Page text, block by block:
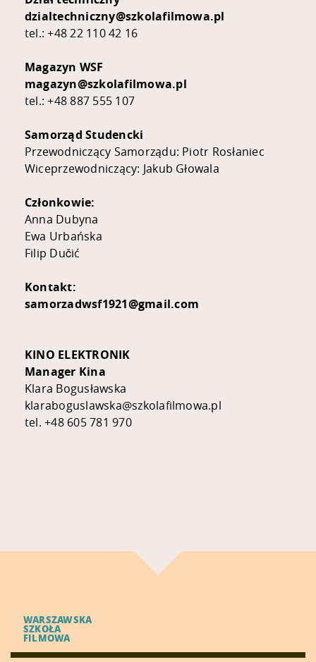
dzialtechniczny@szkolafilmowa.pl
tel.: +48 22 110 42 16
Magazyn WSF
magazyn@szkolafilmowa.pl
tel.: +48 887 555 107
Samorząd Studencki
Przewodniczący Samorządu: Piotr Rosłaniec
Wiceprzewodniczący: Jakub Głowala
Członkowie:
Anna Dubyna
Ewa Urbańska​
​Filip Dučić​​
Kontakt:
samorzadwsf1921@gmail.com
KINO ELEKTRONIK
Manager Kina
Klara Bogusławska
klaraboguslawska@szkolafilmowa.pl
tel. +48 605 781 970
WARSZAWSKA
SZKOŁA
FILMOWA